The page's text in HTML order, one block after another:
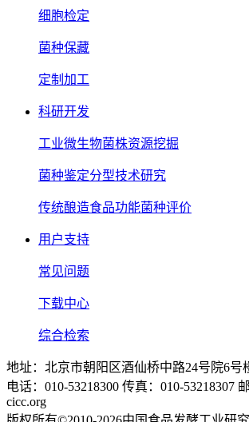
细胞检定
菌种保藏
定制加工
科研开发
工业微生物菌株资源挖掘
菌种鉴定分型技术研究
传统酿造食品功能菌种评价
用户支持
常见问题
下载中心
综合检索
地址：北京市朝阳区酒仙桥中路24号院6号
电话：010-53218300 传真：010-53218307
cicc.org